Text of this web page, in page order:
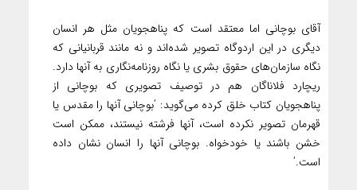
آقای بوچانی اما معتقد است که پناهجویان مثل هر انسان
دیگری در این اردوگاه تصویر شده‌اند و نه مانند قربانیانی که
نگاه سازمان‌های حقوق بشری یا نگاه روزنامه‌نگاری به آنها دارد.
ریچارد فلاناگان هم در توصیف تصویری که بوچانی از
پناهجویان کتاب خلق کرده می‌گوید: ‌’بوچانی آنها را مقدس یا
قهرمان تصویر نکرده است، آنها فرشته نیستند، ممکن است
خشن باشند یا خودخواه. بوچانی آنها را انسان‌ نشان داده
است.’